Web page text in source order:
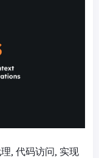
, 代码访问, 实现